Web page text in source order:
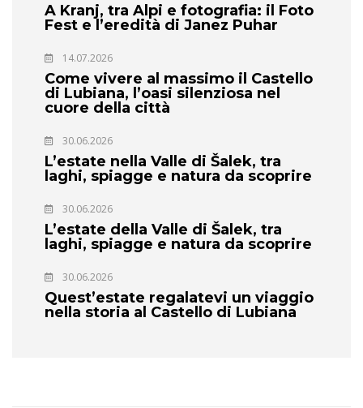
A Kranj, tra Alpi e fotografia: il Foto
Fest e l’eredità di Janez Puhar
14.07.2026
Come vivere al massimo il Castello
di Lubiana, l’oasi silenziosa nel
cuore della città
30.06.2026
L’estate nella Valle di Šalek, tra
laghi, spiagge e natura da scoprire
30.06.2026
L’estate della Valle di Šalek, tra
laghi, spiagge e natura da scoprire
30.06.2026
Quest’estate regalatevi un viaggio
nella storia al Castello di Lubiana